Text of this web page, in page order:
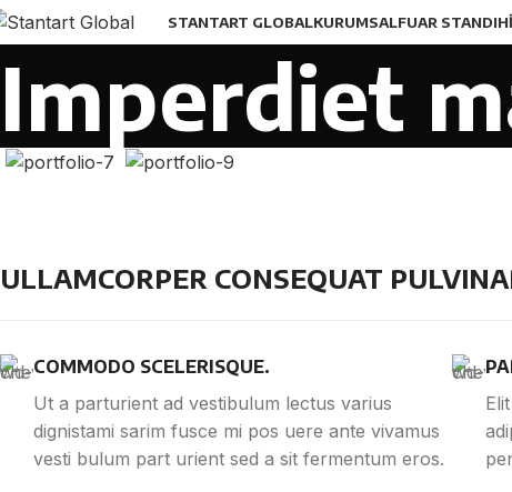
STANTART GLOBALKURUMSALFUAR STANDI
Imperdiet
ULLAMCORPER CONSEQUAT
COMMODO SCELERISQUE.
Ut a parturient ad vestibulum lectus varius
dignistami sarim fusce mi pos uere ante vivamus
vesti bulum part urient sed a sit fermentum eros.